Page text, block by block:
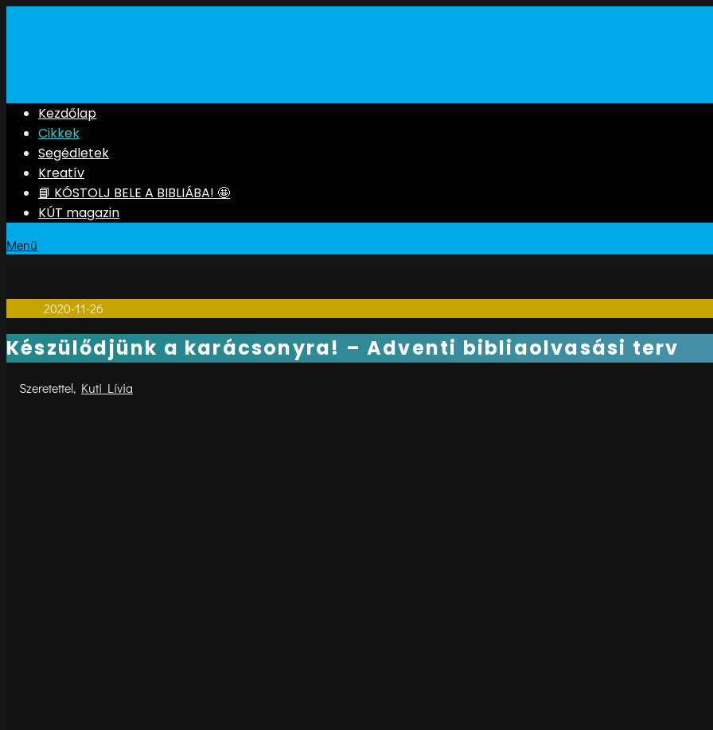
Kezdőlap
Cikkek
Segédletek
Kreatív
📘 KÓSTOLJ BELE A BIBLIÁBA! 🤩
KÚT magazin
Menü
2020-11-26
Készülődjünk a karácsonyra! – Adventi bibliaolvasási terv
Kuti Lívia